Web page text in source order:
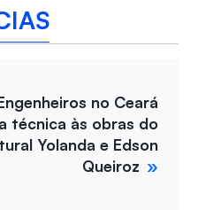
no Ceará
técnica às obras do
Yolanda e Edson
Queiroz